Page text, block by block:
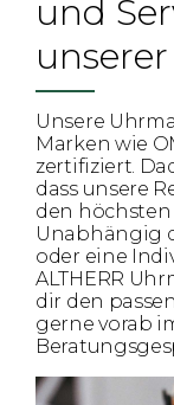
und
Unsere
Marken wie
zertifiziert.
dass unsere
den höchsten
Unabhängig
oder eine
ALTHERR
dir den
gerne vorab